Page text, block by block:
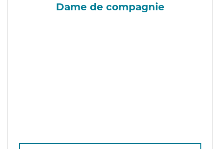
Dame de compagnie